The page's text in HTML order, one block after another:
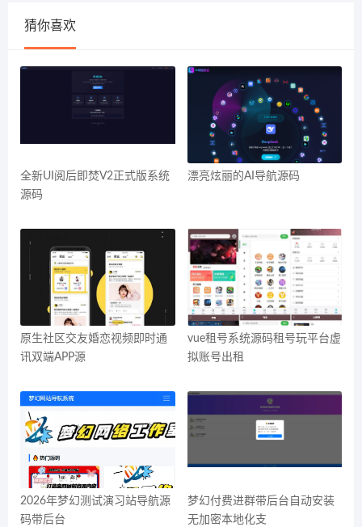
猜你喜欢
全新UI阅后即焚V2正式版系统
源码
漂亮炫丽的AI导航源码
原生社区交友婚恋视频即时通
讯双端APP源
vue租号系统源码租号玩平台虚
拟账号出租
2026年梦幻测试演习站导航源
码带后台
梦幻付费进群带后台自动安装
无加密本地化支